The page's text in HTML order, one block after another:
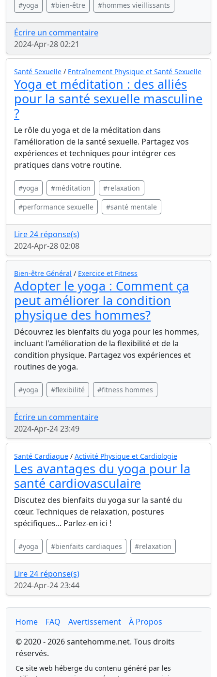
#yoga #bien-être #hommes vieillissants
Écrire un commentaire
2024-Apr-28 02:21
Santé Sexuelle / Entraînement Physique et Santé Sexuelle
Yoga et méditation : des alliés
pour la santé sexuelle masculine
?
Le rôle du yoga et de la méditation dans
l'amélioration de la santé sexuelle. Partagez vos
expériences et techniques pour intégrer ces
pratiques dans votre routine.
#yoga #méditation #relaxation
#performance sexuelle #santé mentale
Lire 24 réponse(s)
2024-Apr-28 02:08
Bien-être Général / Exercice et Fitness
Adopter le yoga : Comment ça
peut améliorer la condition
physique des hommes?
Découvrez les bienfaits du yoga pour les hommes,
incluant l'amélioration de la flexibilité et de la
condition physique. Partagez vos expériences et
routines de yoga.
#yoga #flexibilité #fitness hommes
Écrire un commentaire
2024-Apr-24 23:49
Santé Cardiaque / Activité Physique et Cardiologie
Les avantages du yoga pour la
santé cardiovasculaire
Discutez des bienfaits du yoga sur la santé du
cœur. Techniques de relaxation, postures
spécifiques... Parlez-en ici !
#yoga #bienfaits cardiaques #relaxation
Lire 24 réponse(s)
2024-Apr-24 23:44
Home FAQ Avertissement
À Propos
© 2020 - 2026 santehomme.net. Tous droits
réservés.
Ce site web héberge du contenu généré par les